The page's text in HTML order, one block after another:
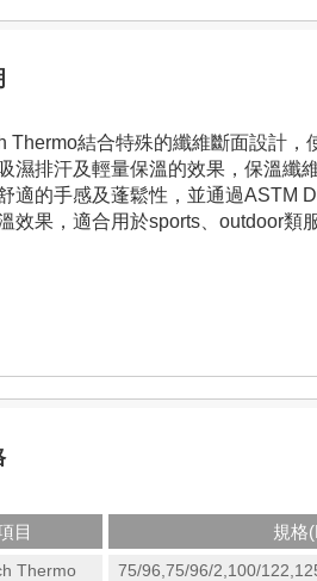
Thermo結合特殊的纖維斷面設計，
濕排汗及輕量保溫的效果，保溫纖
適的手感及蓬鬆性，並通過ASTM
效果，適合用於sports、outdoor類
目 規格
Thermo 75/96,75/96/2,100/